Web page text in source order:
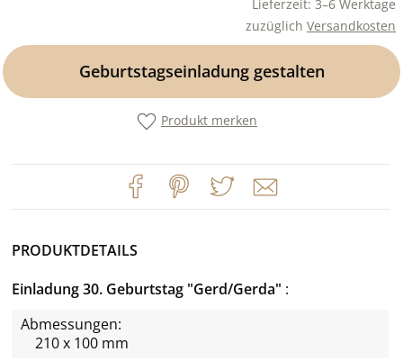
Lieferzeit: 3–6 Werktage
zuzüglich Versandkosten
Geburtstagseinladung gestalten
Produkt merken
PRODUKTDETAILS
Einladung 30. Geburtstag "Gerd/Gerda"
Abmessungen:
210 x 100 mm